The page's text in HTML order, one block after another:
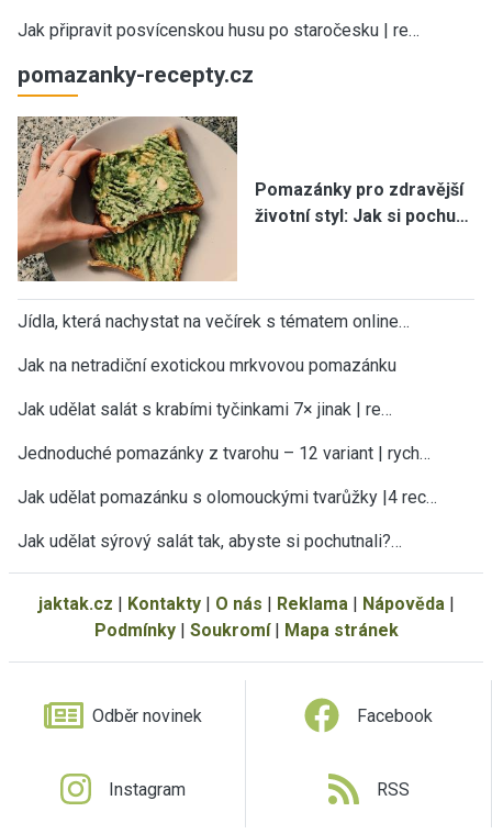
Jak připravit posvícenskou husu po staročesku | re…
pomazanky-recepty.cz
Pomazánky pro zdravější
životní styl: Jak si pochu…
Jídla, která nachystat na večírek s tématem online…
Jak na netradiční exotickou mrkvovou pomazánku
Jak udělat salát s krabími tyčinkami 7× jinak | re…
Jednoduché pomazánky z tvarohu – 12 variant | rych…
Jak udělat pomazánku s olomouckými tvarůžky |4 rec…
Jak udělat sýrový salát tak, abyste si pochutnali?…
jaktak.cz | Kontakty| O nás | Reklama | Nápověda |
Podmínky| Soukromí| Mapa stránek
Odběr novinek Facebook
Instagram RSS